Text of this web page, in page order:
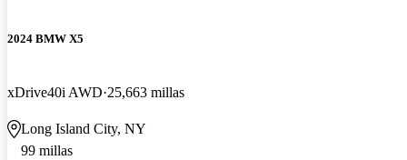
2024 BMW X5
xDrive40i AWD 25,663 millas
Long Island City, NY
99 millas